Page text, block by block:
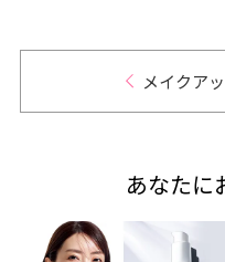
メイクア
あなたに